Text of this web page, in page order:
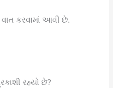
વાત કરવામાં આવી છે.
રહ્યો છે?